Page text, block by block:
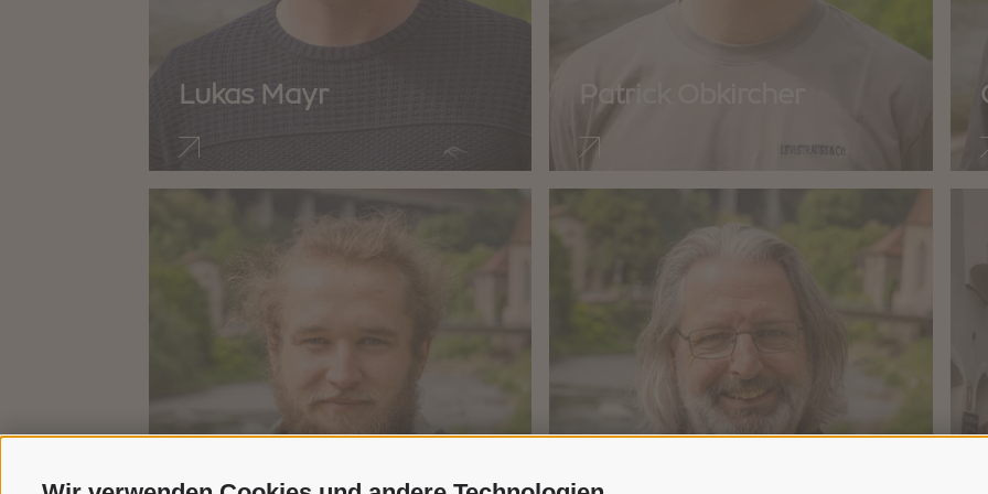
Lukas Mayr Patrick Obkircher